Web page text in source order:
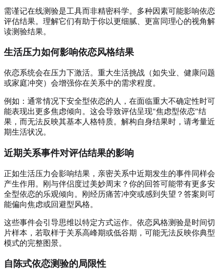
需谨记在线测验是工具而非精密科学。多种因素可能影响依恋
评估结果。理解它们有助于你以更细腻、更富同理心的视角解
读测验结果。
生活压力如何影响依恋风格结果
依恋系统会在压力下激活。重大生活挑战（如失业、健康问题
或家庭冲突）会增强你在关系中的需求程度。
例如：通常情况下安全型依恋的人，在面临重大不确定性时可
能表现出更多焦虑倾向。这会导致评估呈现"焦虑型依恋"结
果，而无法反映其基本人格特质。解构自身结果时，请考量近
期生活状况。
近期关系事件对评估结果的影响
正如生活压力会影响结果，亲密关系中近期发生的事件同样会
产生作用。刚与伴侣度过美妙周末？你的回答可能带有更多安
全型依恋的乐观倾向。刚经历痛苦冲突或感到失望？答案则可
能偏向焦虑或回避型风格。
这些事件会引导思维以特定方式运作。依恋风格测验是时间切
片样本，若取样于关系高峰期或低谷期，可能无法反映你典型
模式的完整图景。
自陈式依恋测验的局限性